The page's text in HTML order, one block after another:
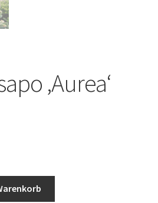
‚Aurea‘